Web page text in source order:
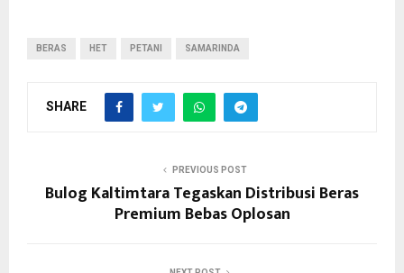
BERAS HET PETANI SAMARINDA
SHARE
PREVIOUS POST
Bulog Kaltimtara Tegaskan Distribusi Beras
Premium Bebas Oplosan